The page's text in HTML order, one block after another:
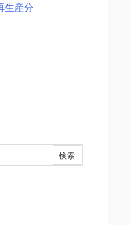
生産分